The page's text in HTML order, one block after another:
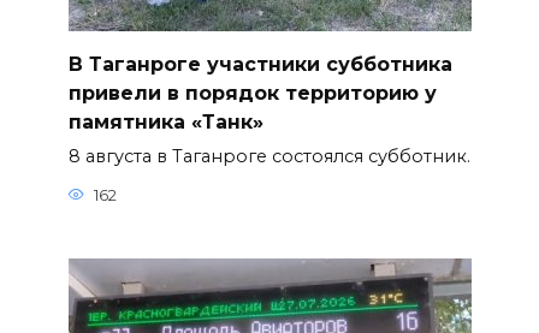
В Таганроге участники субботника
привели в порядок территорию у
памятника «Танк»
8 августа в Таганроге состоялся субботник.
162